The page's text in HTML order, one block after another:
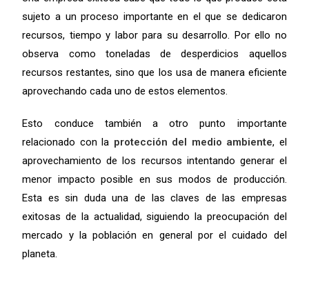
sujeto a un proceso importante en el que se dedicaron
recursos, tiempo y labor para su desarrollo. Por ello no
observa como toneladas de desperdicios aquellos
recursos restantes, sino que los usa de manera eficiente
aprovechando cada uno de estos elementos.
Esto conduce también a otro punto importante
relacionado con la protección del medio ambiente, el
aprovechamiento de los recursos intentando generar el
menor impacto posible en sus modos de producción.
Esta es sin duda una de las claves de las empresas
exitosas de la actualidad, siguiendo la preocupación del
mercado y la población en general por el cuidado del
planeta.